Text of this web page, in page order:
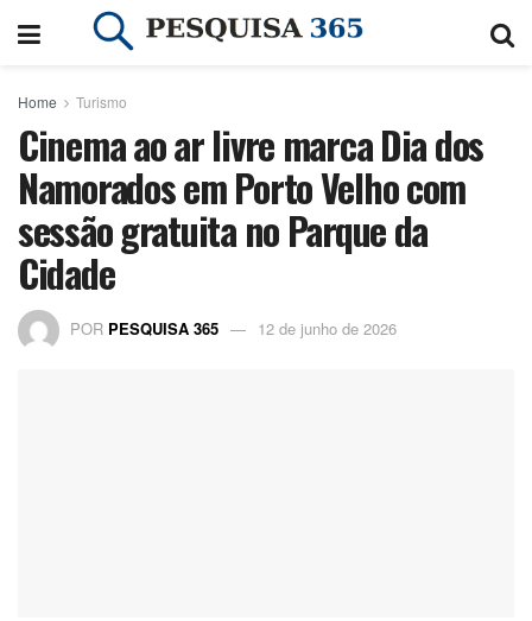
Home Turismo
Cinema ao ar livre marca Dia dos
Namorados em Porto Velho com
sessão gratuita no Parque da
Cidade
POR PESQUISA 365 12 de junho de 2026